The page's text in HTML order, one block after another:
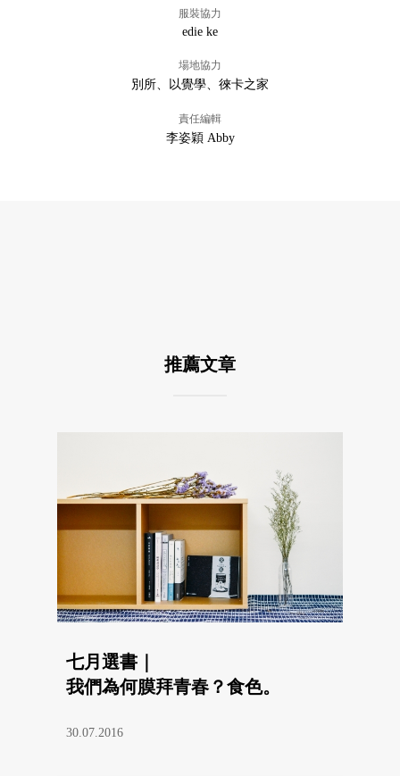
服裝協力
edie ke
場地協力
別所、以覺學、徠卡之家
責任編輯
李姿穎 Abby
推薦文章
七月選書｜
我們為何膜拜青春？食色。
30.07.2016